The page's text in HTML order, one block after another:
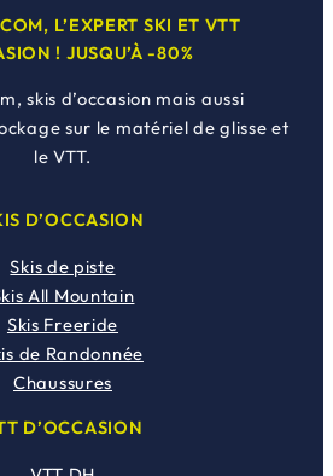
L’EXPERT SKI ET VTT
! JUSQU’À -80%
skis d’occasion mais aussi
sur le matériel de glisse et
le VTT.
D’OCCASION
Skis de piste
All Mountain
Skis Freeride
de Randonnée
Chaussures
D’OCCASION